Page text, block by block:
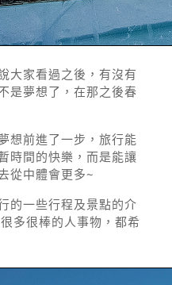
大家看過之後，有沒有
是夢想了，在那之後春
想前進了一步，旅行能
時間的快樂，而是能讓
從中體會更多~
的一些行程及景點的介
多很棒的人事物，都希